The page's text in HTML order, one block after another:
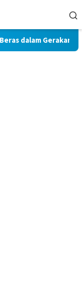
Gerakan Pangan